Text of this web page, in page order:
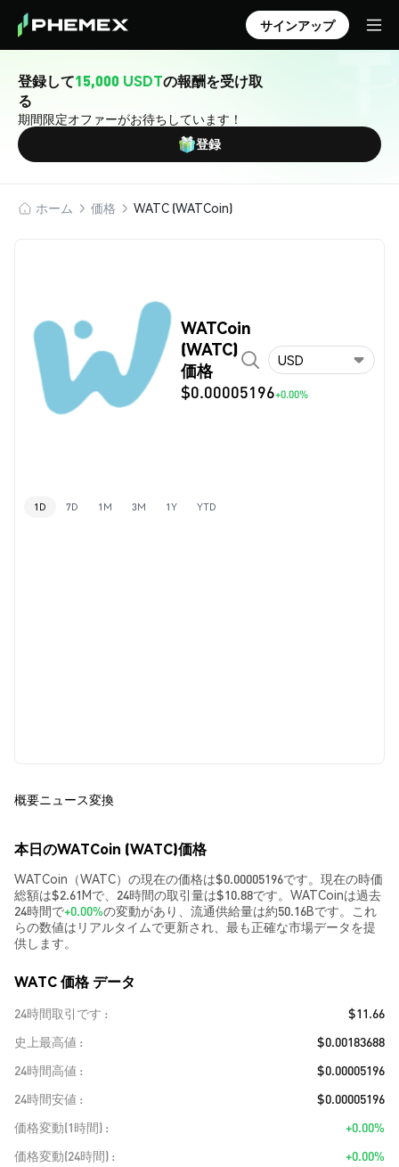
サインアップ
登録して15,000 USDTの報酬を受け取
る
期間限定オファーがお待ちしています！
登録
ホーム 価格 WATC (WATCoin)
WATCoin
(WATC)
価格
$0.00005196+0.00%
USD
1D 7D 1M 3M 1Y YTD
概要ニュース変換
本日のWATCoin (WATC)価格
WATCoin（WATC）の現在の価格は$0.00005196です。現在の時価
総額は$2.61Mで、24時間の取引量は$10.88です。WATCoinは過去
24時間で+0.00%の変動があり、流通供給量は約50.16Bです。これ
らの数値はリアルタイムで更新され、最も正確な市場データを提
供します。
WATC 価格 データ
24時間取引です
$11.66
史上最高値
$0.00183688
24時間高値
$0.00005196
24時間安値
$0.00005196
価格変動(1時間)
+0.00%
価格変動(24時間)
+0.00%